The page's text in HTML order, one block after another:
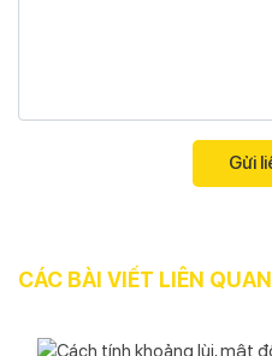
CÁC BÀI VIẾT LIÊN QUAN